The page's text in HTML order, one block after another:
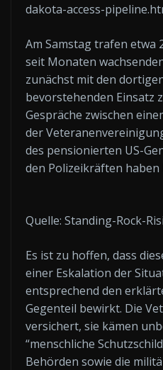
dakota-access-
Am Samstag trafen etwa
seit Monaten
zunächst mit den
bevorstehenden Einsatz
Gespräche zwischen
der
des pensionierten US-
den Polizeikräften
Quelle: Standing-Rock-
Es ist zu hoffen, dass
einer Eskalation der
entsprechend den
Gegenteil bewirkt. Die
versichert, sie kämen
“menschliche
Behörden sowie die